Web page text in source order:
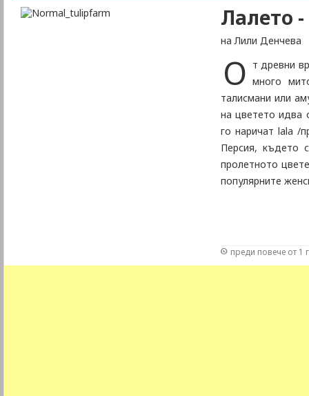
Лалето
на Лили Денчева
О т древни
много
талисмани или
на цветето идва
го наричат lala /
Персия, където
пролетното
популярните
преди повече от 1